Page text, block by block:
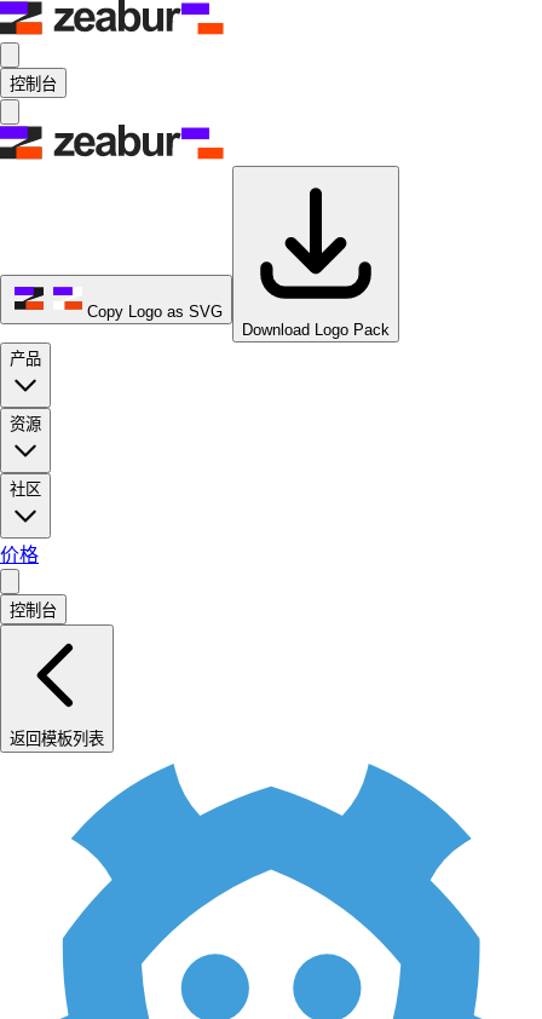
控制台
Copy Logo as SVG
Download Logo Pack
产品
资源
社区
价格
控制台
返回模板列表